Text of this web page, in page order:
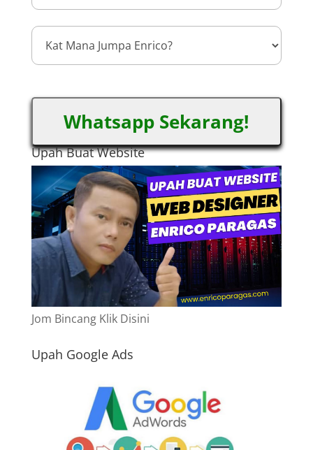
Whatsapp Sekarang!
Upah Buat Website
Jom Bincang Klik Disini
Upah Google Ads